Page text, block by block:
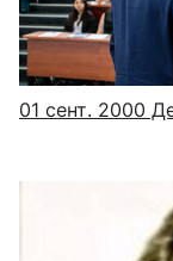
01 сент. 2000